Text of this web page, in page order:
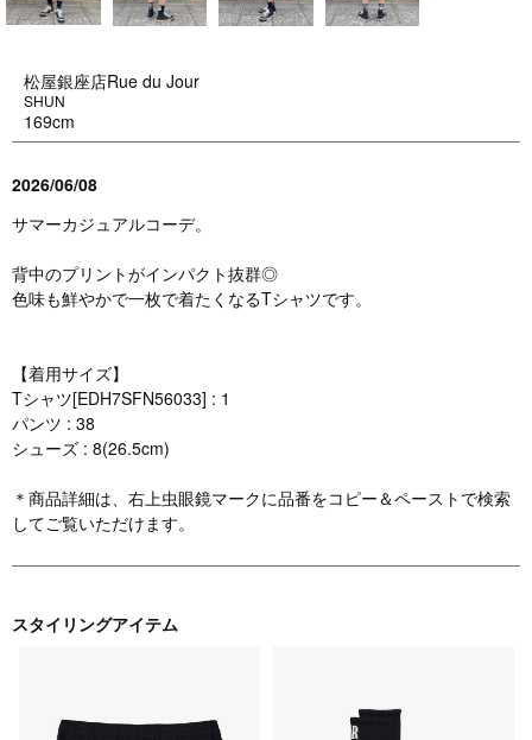
松屋銀座店Rue du Jour
SHUN
169cm
2026/06/08
サマーカジュアルコーデ。
背中のプリントがインパクト抜群◎
色味も鮮やかで一枚で着たくなるTシャツです。
【着用サイズ】
Tシャツ[EDH7SFN56033] : 1
パンツ : 38
シューズ : 8(26.5cm)
＊商品詳細は、右上虫眼鏡マークに品番をコピー＆ペーストで検索
してご覧いただけます。
スタイリングアイテム